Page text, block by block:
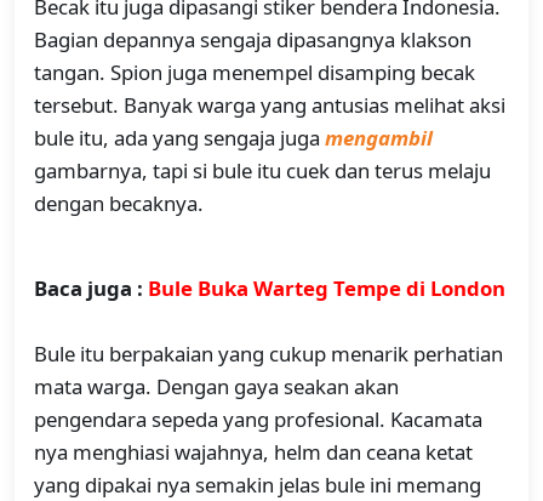
Becak itu juga dipasangi stiker bendera Indonesia.
Bagian depannya sengaja dipasangnya klakson
tangan. Spion juga menempel disamping becak
tersebut. Banyak warga yang antusias melihat aksi
bule itu, ada yang sengaja juga mengambil
gambarnya, tapi si bule itu cuek dan terus melaju
dengan becaknya.
Baca juga : Bule Buka Warteg Tempe di London
Bule itu berpakaian yang cukup menarik perhatian
mata warga. Dengan gaya seakan akan
pengendara sepeda yang profesional. Kacamata
nya menghiasi wajahnya, helm dan ceana ketat
yang dipakai nya semakin jelas bule ini memang